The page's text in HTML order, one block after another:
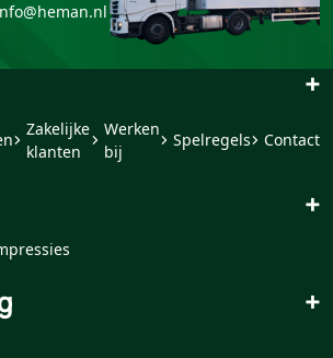
+
Zakelijke
klanten
Werken
bij
Spelregels Contact
+
+